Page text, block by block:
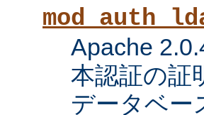
Apache
本認証の証
データベー